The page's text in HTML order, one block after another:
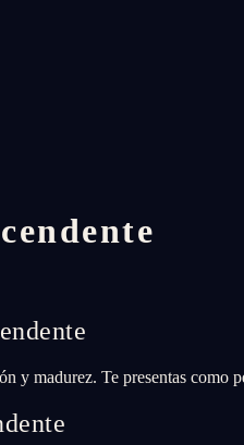
y madurez. Te presentas como